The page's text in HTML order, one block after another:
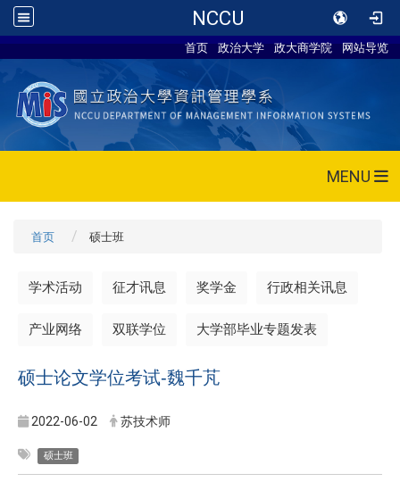
NCCU
首页 政治大学 政大商学院 网站导览
MENU
首页 硕士班
学术活动 征才讯息 奖学金 行政相关讯息
产业网络 双联学位 大学部毕业专题发表
硕士论文学位考试-魏千芃
2022-06-02 苏技术师
硕士班